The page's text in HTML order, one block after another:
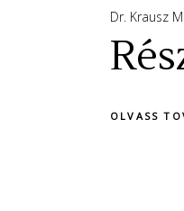
Dr. Krausz
OLVASS